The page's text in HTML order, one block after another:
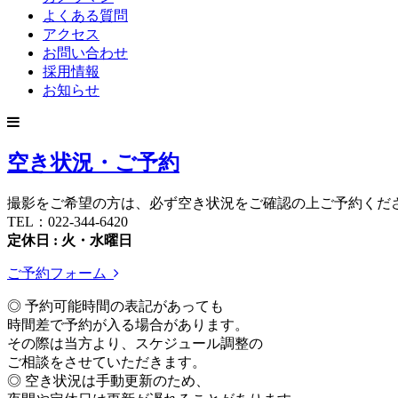
よくある質問
アクセス
お問い合わせ
採用情報
お知らせ
空き状況・ご予約
撮影をご希望の方は、必ず空き状況をご確認の上ご予約くだ
TEL：022-344-6420
定休日 : 火・水曜日
ご予約フォーム
◎ 予約可能時間の表記があっても
時間差で予約が入る場合があります。
その際は当方より、スケジュール調整の
ご相談をさせていただきます。
◎ 空き状況は手動更新のため、